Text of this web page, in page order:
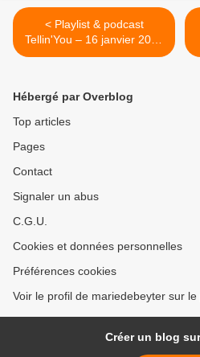
< Playlist & podcast
Tellin'You – 16 janvier 2020
– www.rqc.be
Hébergé par Overblog
Top articles
Pages
Contact
Signaler un abus
C.G.U.
Cookies et données personnelles
Préférences cookies
Voir le profil de mariedebeyter sur
Créer un blog